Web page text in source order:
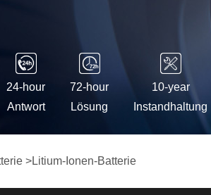
24-hour
Antwort
72-hour
Lösung
10-year
Instandhaltung
>Litium-Ionen-Batterie